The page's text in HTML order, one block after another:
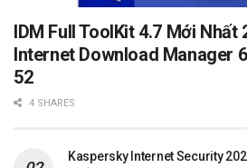
IDM Full ToolKit 4.7 Mới Nhất
Internet Download Manager
52
4 SHARES
Kaspersky Internet Security